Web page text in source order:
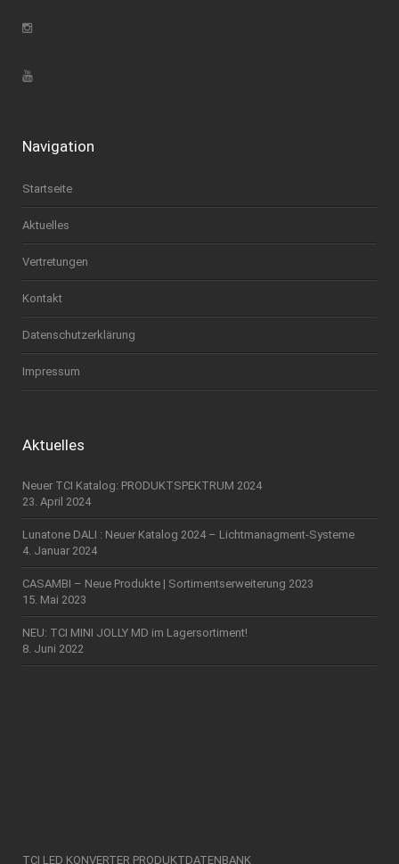
Navigation
Startseite
Aktuelles
Vertretungen
Kontakt
Datenschutzerklärung
Impressum
Aktuelles
Neuer TCI Katalog: PRODUKTSPEKTRUM 2024
23. April 2024
Lunatone DALI : Neuer Katalog 2024 – Lichtmanagment-Systeme
4. Januar 2024
CASAMBI – Neue Produkte | Sortimentserweiterung 2023
15. Mai 2023
NEU: TCI MINI JOLLY MD im Lagersortiment!
8. Juni 2022
TCI LED KONVERTER PRODUKTDATENBANK